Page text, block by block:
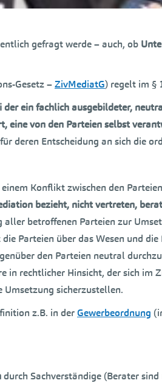
gefragt werde – auch, ob
Gesetz –ZivMediatG) regelt im §
ein fachlich ausgebildeter,
von den Parteien selbst
deren Entscheidung an sich die
Konflikt zwischen den
bezieht, nicht vertreten,
betroffenen Parteien zur
Parteien über das Wesen und
den Parteien neutral
in rechtlicher Hinsicht, der sich
Umsetzung sicherzustellen.
z.B. in derGewerbeordnung
durch Sachverständige (Berater